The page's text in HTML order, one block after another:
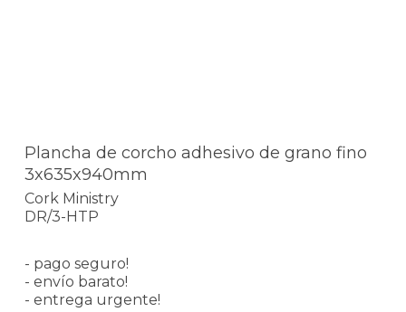
Plancha de corcho adhesivo de grano fino
3x635x940mm
Cork Ministry
DR/3-HTP
- pago seguro!
- envío barato!
- entrega urgente!